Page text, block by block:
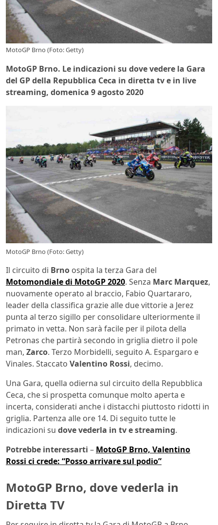
MotoGP Brno (Foto: Getty)
MotoGP Brno. Le indicazioni su dove vedere la Gara
del GP della Repubblica Ceca in diretta tv e in live
streaming, domenica 9 agosto 2020
MotoGP Brno (Foto: Getty)
Il circuito di Brno ospita la terza Gara del
Motomondiale di MotoGP 2020. Senza Marc Marquez,
nuovamente operato al braccio, Fabio Quartararo,
leader della classifica grazie alle due vittorie a Jerez
punta al terzo sigillo per consolidare ulteriormente il
primato in vetta. Non sarà facile per il pilota della
Petronas che partirà secondo in griglia dietro il pole
man, Zarco. Terzo Morbidelli, seguito A. Espargaro e
Vinales. Staccato Valentino Rossi, decimo.
Una Gara, quella odierna sul circuito della Repubblica
Ceca, che si prospetta comunque molto aperta e
incerta, considerati anche i distacchi piuttosto ridotti in
griglia. Partenza alle ore 14. Di seguito tutte le
indicazioni su dove vederla in tv e streaming.
Potrebbe interessarti – MotoGP Brno, Valentino
Rossi ci crede: “Posso arrivare sul podio”
MotoGP Brno, dove vederla in
Diretta TV